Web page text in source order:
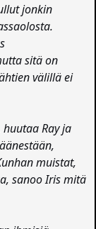
jonkin
sitä on
välillä ei
Ray ja
muistat,
sanoo Iris mitä